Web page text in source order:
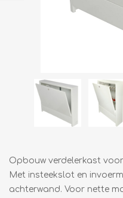
Opbouw verdelerkast
Met insteekslot en
achterwand. Voor nette